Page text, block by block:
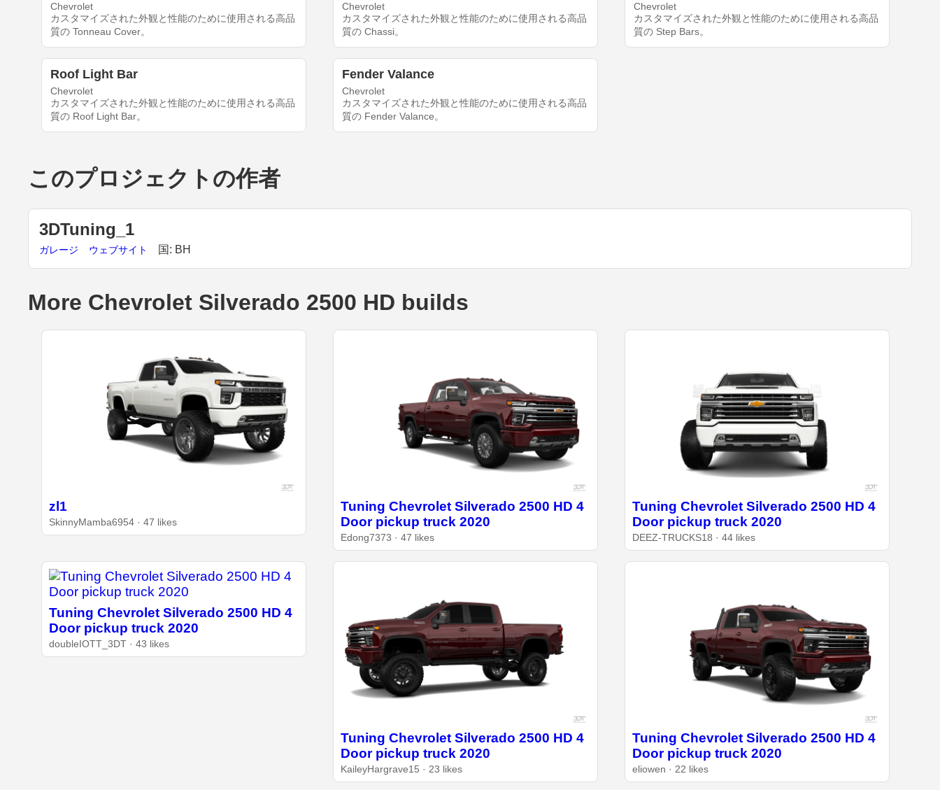
Chevrolet
カスタマイズされた外観と性能のために使用される高品
質の Tonneau Cover。
Chevrolet
カスタマイズされた外観と性能のために使用される高品
質の Chassi。
Chevrolet
カスタマイズされた外観と性能のために使用される高品
質の Step Bars。
Roof Light Bar
Chevrolet
カスタマイズされた外観と性能のために使用される高品
質の Roof Light Bar。
Fender Valance
Chevrolet
カスタマイズされた外観と性能のために使用される高品
質の Fender Valance。
このプロジェクトの作者
3DTuning_1
ガレージ ウェブサイト 国: BH
More Chevrolet Silverado 2500 HD builds
zl1
SkinnyMamba6954 · 47 likes
Tuning Chevrolet Silverado 2500 HD 4
Door pickup truck 2020
Edong7373 · 47 likes
Tuning Chevrolet Silverado 2500 HD 4
Door pickup truck 2020
DEEZ-TRUCKS18 · 44 likes
Tuning Chevrolet Silverado 2500 HD 4
Door pickup truck 2020
doubleIOTT_3DT · 43 likes
Tuning Chevrolet Silverado 2500 HD 4
Door pickup truck 2020
KaileyHargrave15 · 23 likes
Tuning Chevrolet Silverado 2500 HD 4
Door pickup truck 2020
eliowen · 22 likes